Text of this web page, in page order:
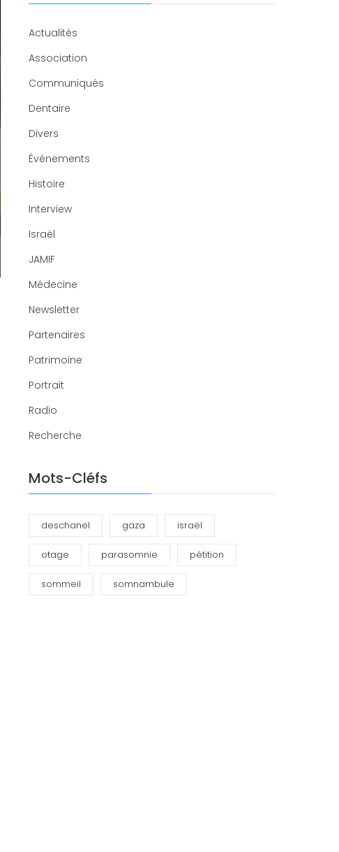
Actualités
Association
Communiqués
Dentaire
Divers
Événements
Histoire
Interview
Israël
JAMIF
Médecine
Newsletter
Partenaires
Patrimoine
Portrait
Radio
Recherche
Mots-Cléfs
deschanel gaza israël
otage parasomnie pétition
sommeil somnambule